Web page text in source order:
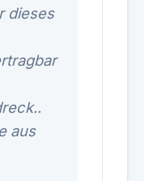
dieses
aus